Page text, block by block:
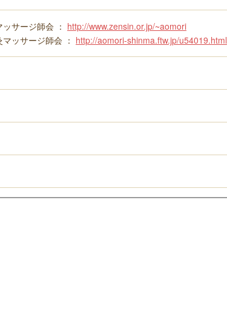
サージ師会 ： http://www.zensin.or.jp/~aomori
ッサージ師会 ： http://aomori-shinma.ftw.jp/u54019.html